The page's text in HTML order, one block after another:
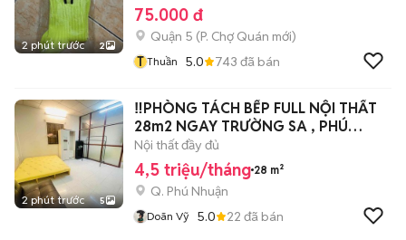
2 phút trước 2
75.000 đ
Quận 5 (P. Chợ Quán mới)
T Thuần 5.0 743 đã bán
2 phút trước 5
‼️PHÒNG TÁCH BẾP FULL NỘI THẤT
28m2 NGAY TRƯỜNG SA , PHÚ
NHUẬN‼️
Nội thất đầy đủ
4,5 triệu/tháng 28 m²
Q. Phú Nhuận
Doãn Vỹ 5.0 22 đã bán